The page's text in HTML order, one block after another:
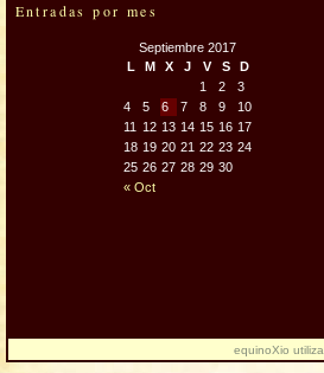
Entradas por mes
Septiembre 2017
L
M X J V S D
« Oct
1 2
3
4
5 6 7 8 9
10
11
12 13 14 15 16 17
18 19 20 21 22 23 24
25 26 27 28 29 30
equinoXio utiliza